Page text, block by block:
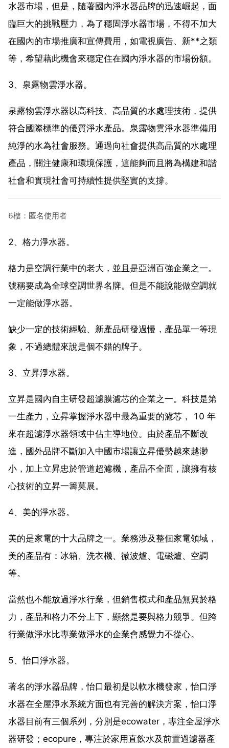
水器市場，但是，隨著國內淨水器品牌的迅速崛起，面
臨巨大的挑戰壓力，為了穩固淨水器市場，不得不加大
在國內的市場推廣和宣傳費用，如電視廣告、新**之類
等，希望藉此機會來穩定住在國內淨水器的市場份額。
3、泉露物雲淨水器。
泉露物雲淨水器以高科技、高品質的水處理技術，提供
符合國際標準的優質淨水產品。泉露物雲淨水器準備用
純淨的水為社會服務。通過向社會提供高品質的水處理
產品，關注健康和環境保護，這能夠而且將為構建和諧
社會和實現社會可持續性提供堅實的支撐。
6樓：匿名使用者
2、格力淨水器。
格力是空調行業中的老大，並且是亞洲百強企業之一。
號稱要成為全球空調世界名牌。但是不能說能做空調就
一定能做淨水器。
缺少一定的技術經驗、新產品研發過慢，產品單一等現
象，不過總體來說是個不錯的牌子。
3、立昇淨水器。
立昇是國內自主研發超濾膜濾芯的企業之一。科技是第
一生產力，立昇掌握淨水器中最為重要的濾芯， 10 年
來在超濾淨水器領域中佔主導地位。由於產品不斷改
進，國外品牌不斷加入中國市場讓立昇優勢越來越渺
小，加上立昇忠於管道超濾機，產品不全面，讓擁有核
心技術的立昇一籌莫展。
4、美的淨水器。
美的是家電的十大品牌之一。業務涉及整個家電領域，
美的產品有：冰箱、洗衣機、微波爐、電磁爐、空調
等。
當然也不能放過淨水行業，但銷售模式和產品無異於格
力，產品和格力不分上下，顯然是要與格力競爭。但跨
行業做淨水比專業做淨水的企業會感覺力不從心。
5、怡口淨水器。
著名的淨水器品牌，怡口最初是以軟水機發家，怡口淨
水器在全屋淨水系統方面也有完善的解決方案，怡口淨
水器目前有三個系列，分別是ecowater，專注全屋淨水
器研發；ecopure，專注於家用直飲水及前置過濾器產